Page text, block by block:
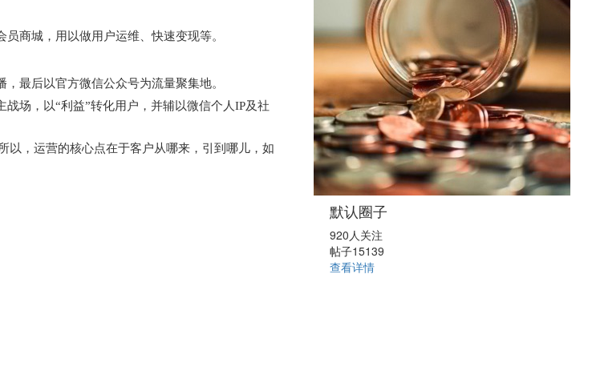
商城，用以做用户运维、快速变现等。
最后以官方微信公众号为流量聚集地。
场，以“利益”转化用户，并辅以微信个人IP及社
以，运营的核心点在于客户从哪来，引到哪儿，如
默认圈子
920人关注
帖子15139
查看详情